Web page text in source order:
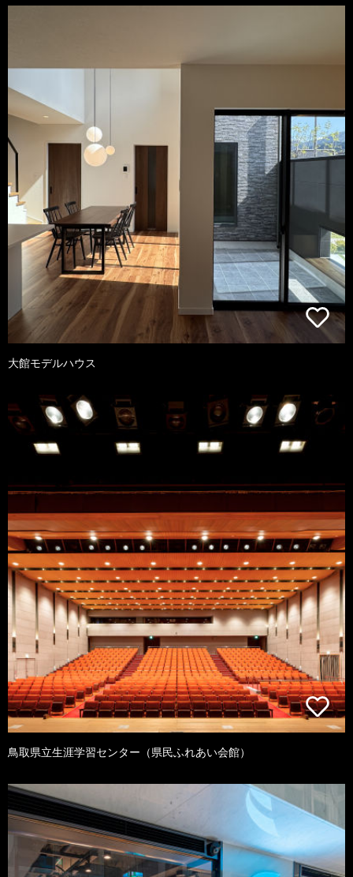
大館モデルハウス
鳥取県立生涯学習センター（県民ふれあい会館）